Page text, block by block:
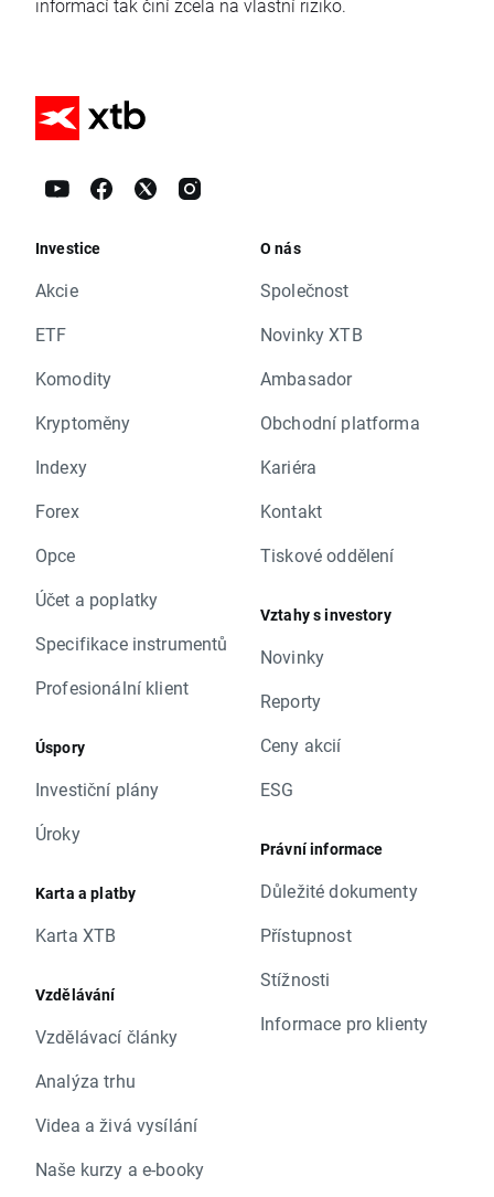
informací tak činí zcela na vlastní riziko.
Investice
Akcie
ETF
Komodity
Kryptoměny
Indexy
Forex
Opce
Účet a poplatky
Specifikace instrumentů
Profesionální klient
Úspory
Investiční plány
Úroky
Karta a platby
Karta XTB
Vzdělávání
Vzdělávací články
Analýza trhu
Videa a živá vysílání
Naše kurzy a e-booky
O nás
Společnost
Novinky XTB
Ambasador
Obchodní platforma
Kariéra
Kontakt
Tiskové oddělení
Vztahy s investory
Novinky
Reporty
Ceny akcií
ESG
Právní informace
Důležité dokumenty
Přístupnost
Stížnosti
Informace pro klienty